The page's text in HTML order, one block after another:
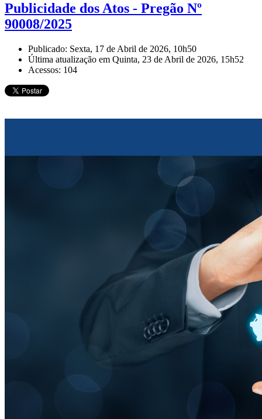
Publicidade dos Atos - Pregão Nº
90008/2025
Publicado: Sexta, 17 de Abril de 2026, 10h50
Última atualização em Quinta, 23 de Abril de 2026, 15h52
Acessos: 104